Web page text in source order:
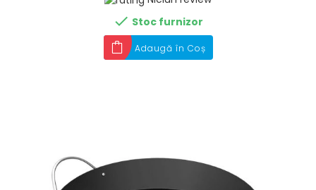
 Stoc furnizor
Adaugă în Coș